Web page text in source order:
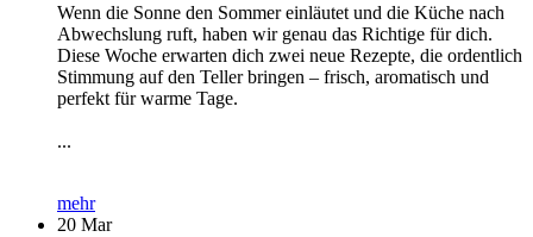
Wenn die Sonne den Sommer einläutet und die Küche nach
Abwechslung ruft, haben wir genau das Richtige für dich.
Diese Woche erwarten dich zwei neue Rezepte, die ordentlich
Stimmung auf den Teller bringen – frisch, aromatisch und
perfekt für warme Tage.
...
mehr
20 Mar